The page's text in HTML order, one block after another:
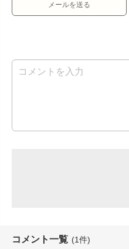
メールを送る
コメント一覧 (1件)